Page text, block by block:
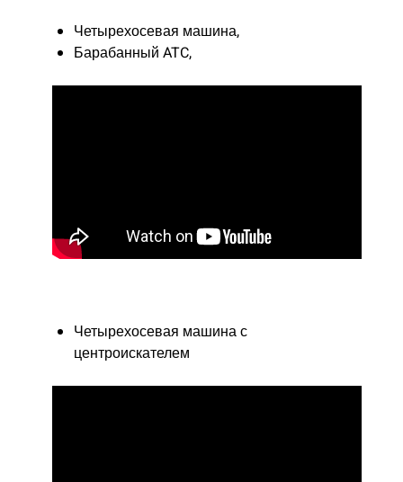
Четырехосевая машина,
Барабанный ATC,
Четырехосевая машина с
центроискателем